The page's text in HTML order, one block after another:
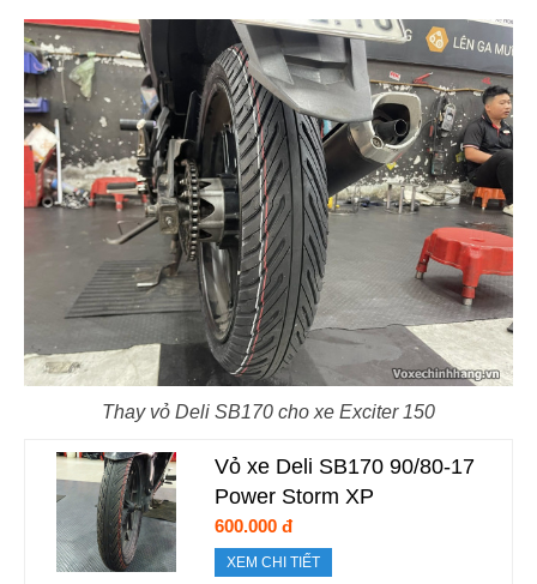
Thay vỏ Deli SB170 cho xe Exciter 150
Vỏ xe Deli SB170 90/80-17
Power Storm XP
600.000 đ
XEM CHI TIẾT